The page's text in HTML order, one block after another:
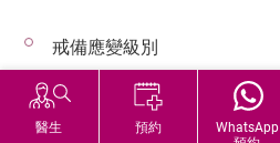
醫生 預約
WhatsApp
© 2026 版權所有 © 港安醫療 保留一切權利
戒備應變級別
惡劣天氣下的診症安排